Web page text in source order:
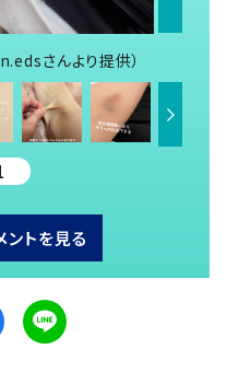
さんより提供）
ントを見る